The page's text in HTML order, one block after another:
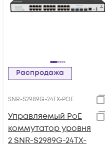
Распродажа
SNR-S2989G-24TX-POE
Управляемый PoE
коммутатор уровня
2 SNR-S2989G-24TX-